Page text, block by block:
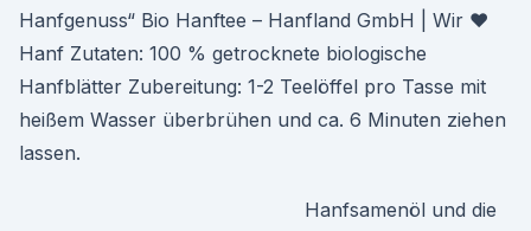
Hanfgenuss“ Bio Hanftee – Hanfland GmbH | Wir ♥
Hanf Zutaten: 100 % getrocknete biologische
Hanfblätter Zubereitung: 1-2 Teelöffel pro Tasse mit
heißem Wasser überbrühen und ca. 6 Minuten ziehen
lassen.
Hanfsamenöl und die